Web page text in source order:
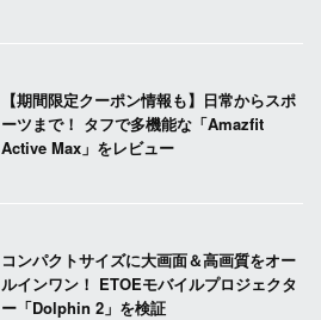
【期間限定クーポン情報も】日常からスポ
ーツまで！ タフで多機能な「Amazfit
Active Max」をレビュー
コンパクトサイズに大画面＆高画質をオー
ルインワン！ ETOEモバイルプロジェクタ
ー「Dolphin 2」を検証